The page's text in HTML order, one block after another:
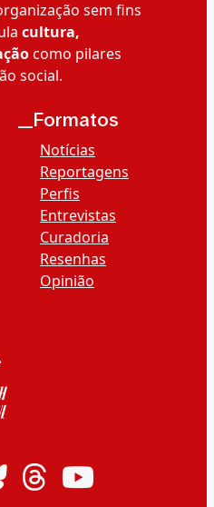
sem fins
cultura,
como pilares
social.
__Formatos
Notícias
Reportagens
Perfis
Entrevistas
Curadoria
Resenhas
Opinião